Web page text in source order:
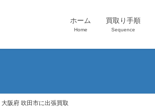
ホーム
Home
買取り手順
Sequence
阪府 吹田市に出張買取